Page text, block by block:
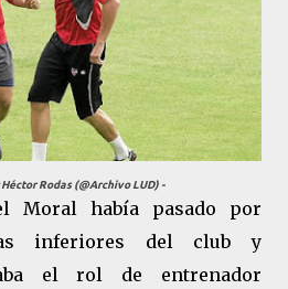
Héctor Rodas (@Archivo LUD) -
Moral había pasado por
inferiores del club y
el rol de entrenador